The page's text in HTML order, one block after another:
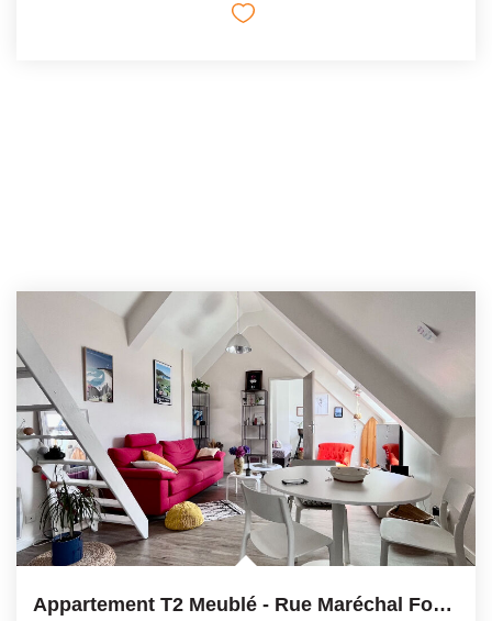
Appartement T2 Meublé - Rue Maréchal Foch - 33m2